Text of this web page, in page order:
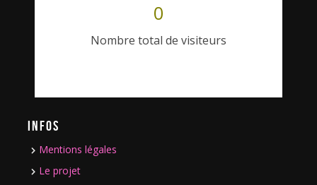
0
Nombre total de visiteurs
INFOS
Mentions légales
Le projet